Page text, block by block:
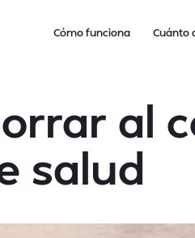
Cómo funciona Cuánto
al
salud